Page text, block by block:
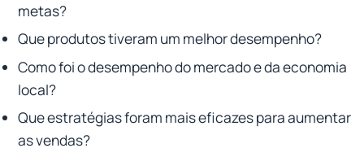
metas?
Que produtos tiveram um melhor desempenho?
Como foi o desempenho do mercado e da economia
local?
Que estratégias foram mais eficazes para aumentar
as vendas?